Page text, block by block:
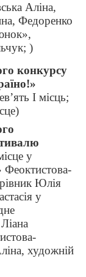
Аліна,
Федоренко
)
конкурсу
І місць;
у
Феоктистова-
Юлія
у
художній